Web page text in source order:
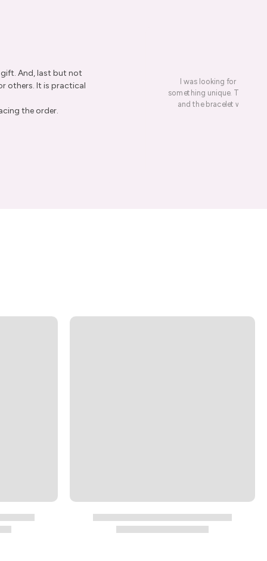
And, last but not
others. It is practical
the order.
I was looking for a
something unique. This led
and the bracelet was